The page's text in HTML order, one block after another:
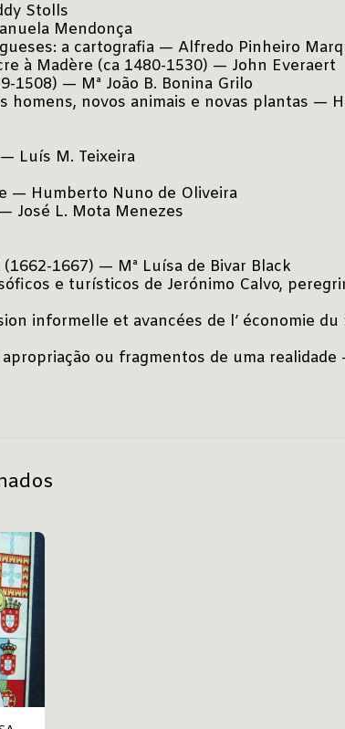
Stolls
Mendonça
a cartografia — Alfredo Pinheiro
à Madère (ca 1480-1530) — John Everaert
1508) — Mª João B. Bonina Grilo
novos animais e novas plantas —
Luís M. Teixeira
— Humberto Nuno de Oliveira
José L. Mota Menezes
1667) — Mª Luísa de Bivar Black
e turísticos de Jerónimo Calvo,
informelle et avancées de l’ économie
ou fragmentos de uma